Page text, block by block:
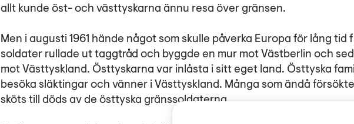
allt kunde öst-­ och västtyskarna ännu resa över gränsen.
Men i augusti 1961 hände något som skulle påverka Europa för lång tid
soldater rullade ut taggtråd och byggde en mur mot Västberlin och
mot Västtyskland. Östtyskarna var inlåsta i sitt eget land. Östtyska
besöka släktingar och vänner i Västtyskland. Många som ändå
sköts till döds av de östtyska gränssoldaterna.